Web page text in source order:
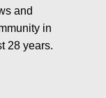
and
in
28 years.